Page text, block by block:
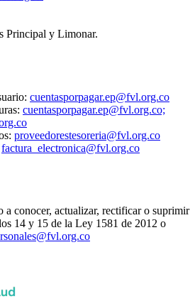
Principal y Limonar.
cuentasporpagar.ep@fvl.org.co
cuentasporpagar.ep@fvl.org.co;
proveedorestesoreria@fvl.org.co
factura_electronica@fvl.org.co
a conocer, actualizar, rectificar o suprimir
14 y 15 de la Ley 1581 de 2012 o